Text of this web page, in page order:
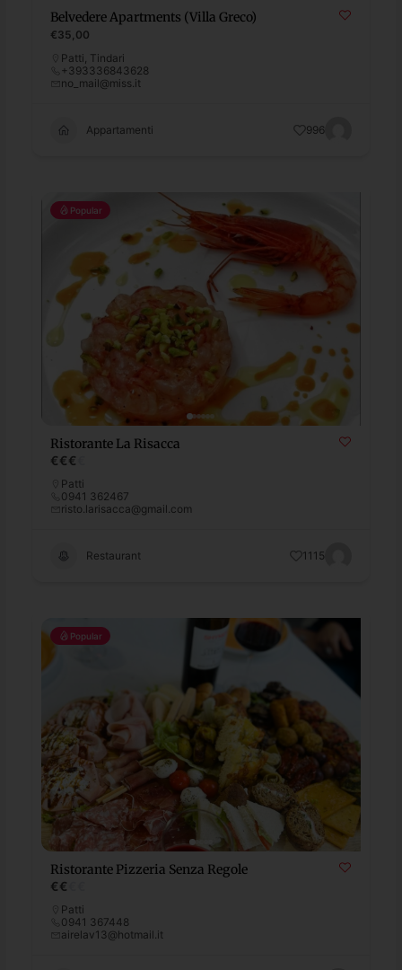
Belvedere Apartments (Villa Greco)
€35,00
Patti Tindari
+393336843628
no_mail@miss.it
Appartamenti 996
Popular
Ristorante La Risacca
€€€
Patti
0941 362467
risto.larisacca@gmail.com
Restaurant 1115
Popular
Ristorante Pizzeria Senza Regole
€€
Patti
0941 367448
airelav13@hotmail.it